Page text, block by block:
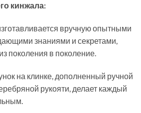
кинжала:
вручную опытными
знаниями и секретами,
поколения в поколение.
на клинке, дополненный ручной
рукояти, делает каждый